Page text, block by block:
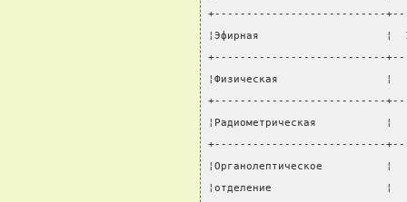
+---------------------------
¦Эфирная                    ¦
+---------------------------
¦Физическая
+---------------------------
¦Радиометрическая
+---------------------------
¦Органолептическое
¦отделение